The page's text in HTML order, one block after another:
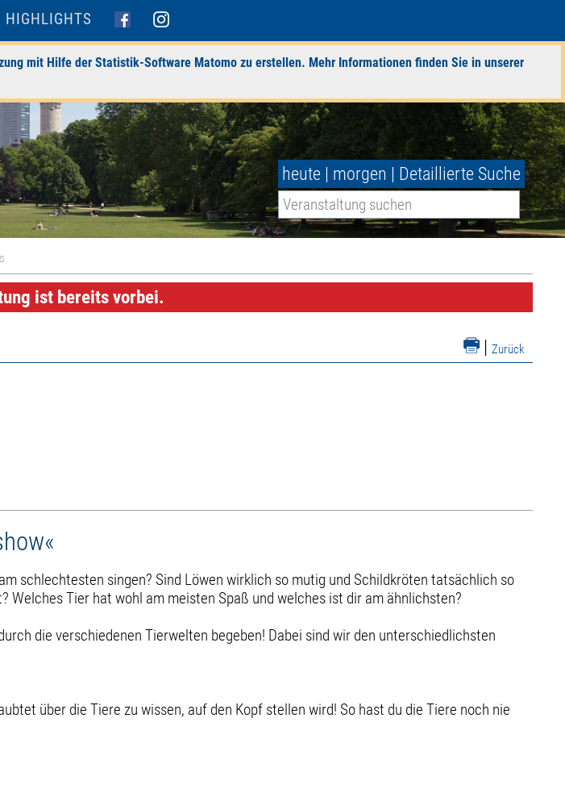
HIGHLIGHTS
mit Hilfe der Statistik-Software Matomo zu erstellen. Mehr Informationen finden Sie in unserer
heute | morgen | Detaillierte Suche
ist bereits vorbei.
| Zurück
schlechtesten singen? Sind Löwen wirklich so mutig und Schildkröten tatsächlich so
Tier hat wohl am meisten Spaß und welches ist dir am ähnlichsten?
die verschiedenen Tierwelten begeben! Dabei sind wir den unterschiedlichsten
über die Tiere zu wissen, auf den Kopf stellen wird! So hast du die Tiere noch nie